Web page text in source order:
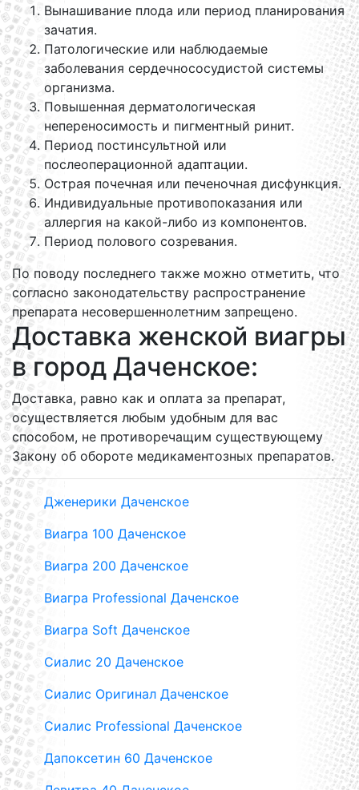
Вынашивание плода или период планирования
зачатия.
Патологические или наблюдаемые
заболевания сердечнососудистой системы
организма.
Повышенная дерматологическая
непереносимость и пигментный ринит.
Период постинсультной или
послеоперационной адаптации.
Острая почечная или печеночная дисфункция.
Индивидуальные противопоказания или
аллергия на какой-либо из компонентов.
Период полового созревания.
По поводу последнего также можно отметить, что
согласно законодательству распространение
препарата несовершеннолетним запрещено.
Доставка женской виагры
в город Даченское:
Доставка, равно как и оплата за препарат,
осуществляется любым удобным для вас
способом, не противоречащим существующему
Закону об обороте медикаментозных препаратов.
Дженерики Даченское
Виагра 100 Даченское
Виагра 200 Даченское
Виагра Professional Даченское
Виагра Soft Даченское
Сиалис 20 Даченское
Сиалис Оригинал Даченское
Сиалис Professional Даченское
Дапоксетин 60 Даченское